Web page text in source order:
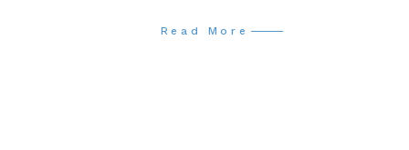
Read More